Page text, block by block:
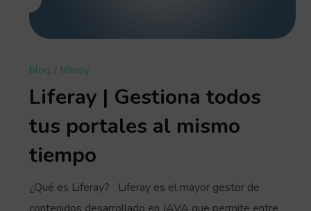
blog liferay
Liferay | Gestiona todos
tus portales al mismo
tiempo
¿Qué es Liferay? Liferay es el mayor gestor de